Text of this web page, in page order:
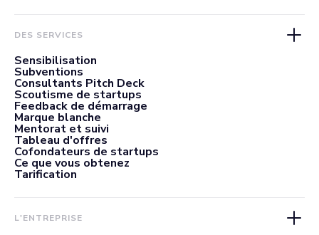
DES SERVICES
Sensibilisation
Subventions
Consultants Pitch Deck
Scoutisme de startups
Feedback de démarrage
Marque blanche
Mentorat et suivi
Tableau d'offres
Cofondateurs de startups
Ce que vous obtenez
Tarification
L'ENTREPRISE